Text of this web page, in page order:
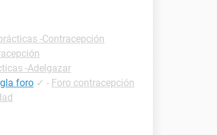
-Contracepción
-Adelgazar
foro ✓ - Foro contracepción